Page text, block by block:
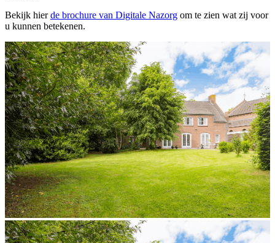
Bekijk hierde brochure van Digitale Nazorg om te zien wat zij voor
u kunnen betekenen.